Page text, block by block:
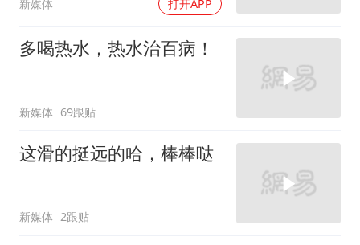
新媒体 打开APP
多喝热水，热水治百病！
新媒体 69跟贴
这滑的挺远的哈，棒棒哒
新媒体 2跟贴